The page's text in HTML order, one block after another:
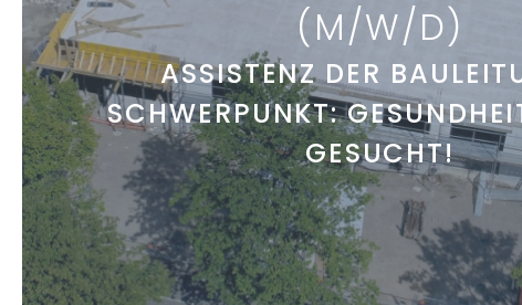
(M/W/D)
ASSISTENZ DER
SCHWERPUNKT:
GESUCHT!